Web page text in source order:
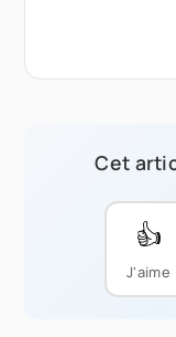
Cet
👍
J'aime